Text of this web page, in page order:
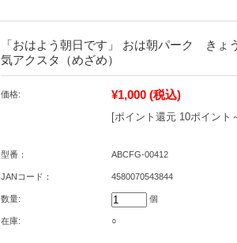
「おはよう朝日です」 おは朝パーク きょ
気アクスタ（めざめ）
価格: ¥1,000 (税込)
[ポイント還元 10ポイント
型番： ABCFG-00412
JANコード： 4580070543844
数量: 個
在庫: ○